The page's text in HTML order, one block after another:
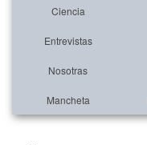
Ciencia
Entrevistas
Nosotras
Mancheta